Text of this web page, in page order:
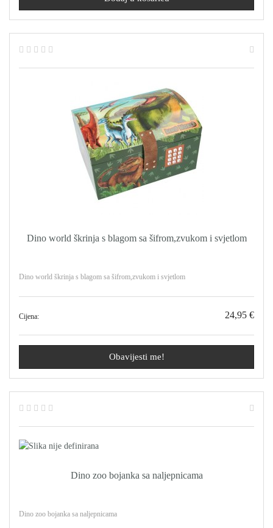
Dino world škrinja s blagom sa šifrom,zvukom i svjetlom
Dino world škrinja s blagom sa šifrom,zvukom i svjetlom
Cijena: 24,95 €
Obavijesti me!
Dino zoo bojanka sa naljepnicama
Dino zoo bojanka sa naljepnicama